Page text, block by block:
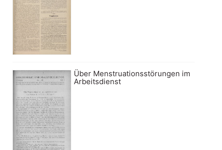
Über Menstruationsstörungen im
Arbeitsdienst